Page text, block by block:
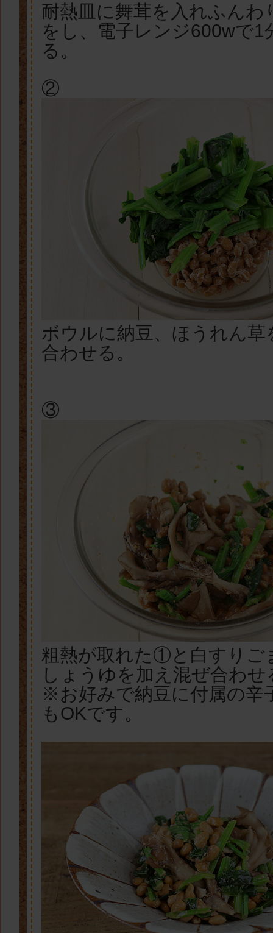
耐熱皿に舞茸を入れふんわ
をし、電子レンジ600wで1
る。
②
ボウルに納豆、ほうれん草
合わせる。
③
粗熱が取れた①と白すりご
しょうゆを加え混ぜ合わせ
※お好みで納豆に付属の辛
もOKです。